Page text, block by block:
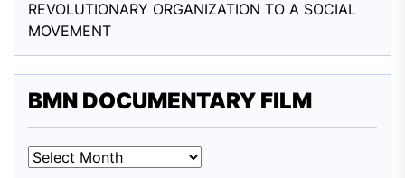
REVOLUTIONARY ORGANIZATION TO A SOCIAL
MOVEMENT
BMN DOCUMENTARY FILM
BMN